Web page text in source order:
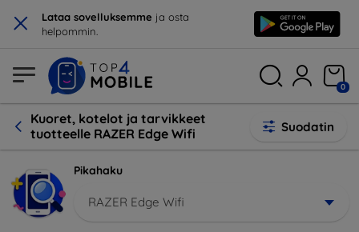
× Lataa sovelluksemme ja osta
helpommin.
0
Kuoret, kotelot ja tarvikkeet
tuotteelle RAZER Edge Wifi
Suodatin
Pikahaku
RAZER Edge Wifi